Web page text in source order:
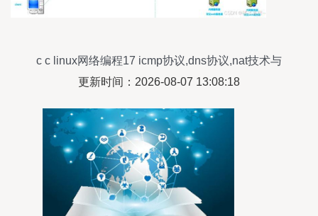
c c linux网络编程17 icmp协议,dns协议,nat技术与
代理服务器
更新时间：2026-08-07 13:08:18